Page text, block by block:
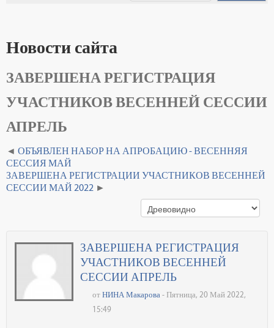
Новости сайта
ЗАВЕРШЕНА РЕГИСТРАЦИЯ
УЧАСТНИКОВ ВЕСЕННЕЙ СЕССИИ
АПРЕЛЬ
ОБЪЯВЛЕН НАБОР НА АПРОБАЦИЮ - ВЕСЕННЯЯ
СЕССИЯ МАЙ
ЗАВЕРШЕНА РЕГИСТРАЦИИ УЧАСТНИКОВ ВЕСЕННЕЙ
СЕССИИ МАЙ 2022
ЗАВЕРШЕНА РЕГИСТРАЦИЯ
УЧАСТНИКОВ ВЕСЕННЕЙ
СЕССИИ АПРЕЛЬ
от НИНА Макарова - Пятница, 20 Май 2022,
15:49